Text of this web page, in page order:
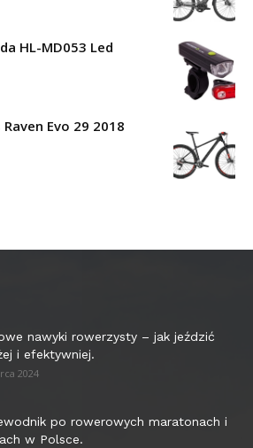
HL-MD053 Led
Evo 29 2018
nawyki rowerzysty – jak jeździć
i efektywniej.
2024
po rowerowych maratonach i
w Polsce.